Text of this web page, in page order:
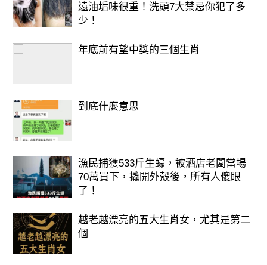
遠油垢味很重！洗頭7大禁忌你犯了多
少！
年底前有望中獎的三個生肖
到底什麼意思
漁民捕獲533斤生蠔，被酒店老闆當場
70萬買下，撬開外殼後，所有人傻眼
了！
越老越漂亮的五大生肖女，尤其是第二
個